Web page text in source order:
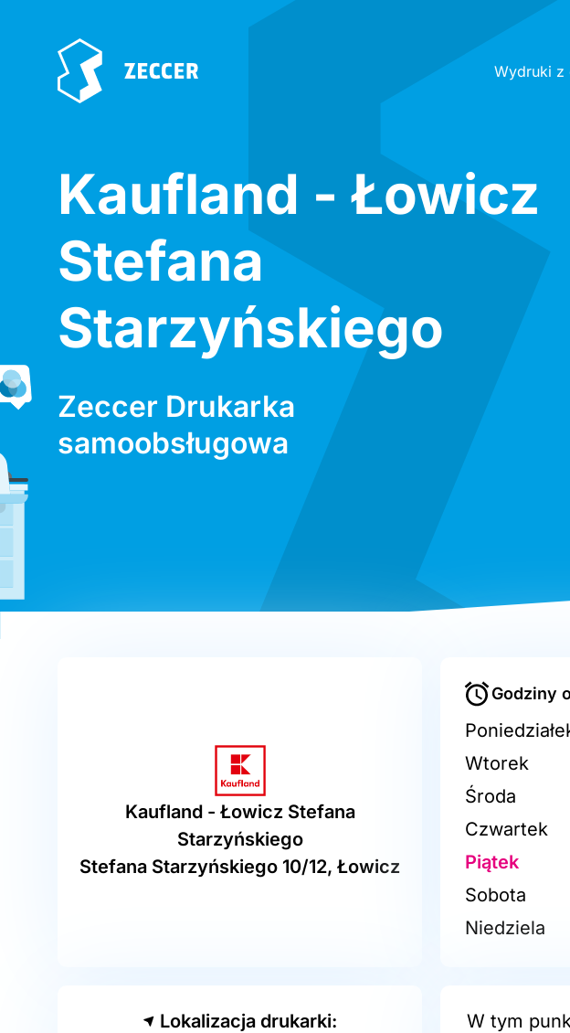
Wydruki z
Kaufland - Łowicz
Stefana
Starzyńskiego
Zeccer Drukarka
samoobsługowa
Kaufland - Łowicz Stefana
Starzyńskiego
Stefana Starzyńskiego 10/12, Łowicz
Godziny
Wtorek
Środa
Czwartek
Piątek
Sobota
Niedziela
Lokalizacja drukarki:
W tym